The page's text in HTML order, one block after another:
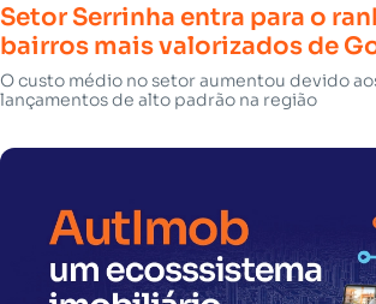
Setor Serrinha entra para o
bairros mais valorizados de
O custo médio no setor aumentou devido
lançamentos de alto padrão na região